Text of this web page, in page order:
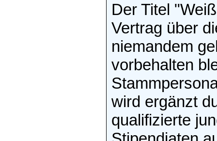
Der Titel
Vertrag über
niemandem
vorbehalten
wird ergänzt
qualifizierte